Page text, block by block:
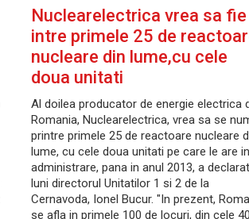
Nuclearelectrica vrea sa fie
intre primele 25 de
nucleare din lume,cu cele
doua unitati
Al doilea producator de energie electrica
Romania, Nuclearelectrica, vrea sa se
printre primele 25 de reactoare nucleare
lume, cu cele doua unitati pe care le are in
administrare, pana in anul 2013, a declarat
luni directorul Unitatilor 1 si 2 de la
Cernavoda, Ionel Bucur. "In prezent,
se afla in primele 100 de locuri, din cele